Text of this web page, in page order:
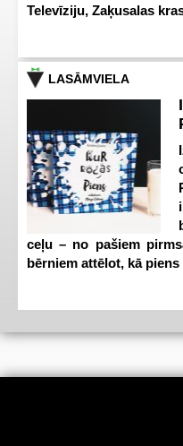
Televīziju, Zaķusalas
LASĀMVIELA
ceļu – no pašiem
bērniem attēlot, kā